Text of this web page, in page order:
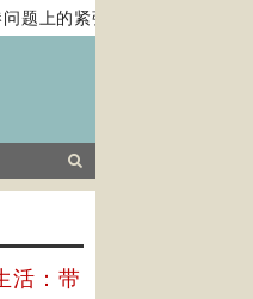
上的紧张关系对全球经济构成
活：带